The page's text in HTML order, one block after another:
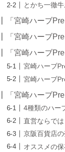
とかち一徹
「宮崎ハーブ
「宮崎ハーブ
「宮崎ハーブ
宮崎ハーブ
宮崎ハーブ
「宮崎ハーブ
4種類のハー
直営ならで
京阪百貨店
オススメの